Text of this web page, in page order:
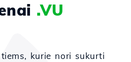
.VU
kurie nori sukurti